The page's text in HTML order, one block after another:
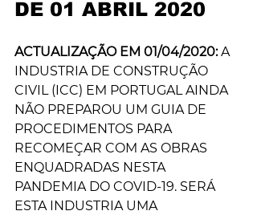
DE 01 ABRIL 2020
ACTUALIZAÇÃO EM 01/04/2020: A
INDUSTRIA DE CONSTRUÇÃO
CIVIL (ICC) EM PORTUGAL AINDA
NÃO PREPAROU UM GUIA DE
PROCEDIMENTOS PARA
RECOMEÇAR COM AS OBRAS
ENQUADRADAS NESTA
PANDEMIA DO COVID-19. SERÁ
ESTA INDUSTRIA UMA